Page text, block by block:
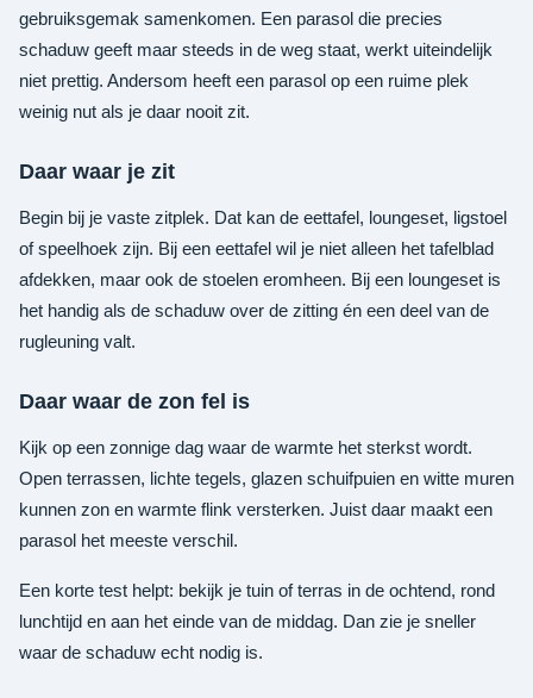
gebruiksgemak samenkomen. Een parasol die precies
schaduw geeft maar steeds in de weg staat, werkt uiteindelijk
niet prettig. Andersom heeft een parasol op een ruime plek
weinig nut als je daar nooit zit.
Daar waar je zit
Begin bij je vaste zitplek. Dat kan de eettafel, loungeset, ligstoel
of speelhoek zijn. Bij een eettafel wil je niet alleen het tafelblad
afdekken, maar ook de stoelen eromheen. Bij een loungeset is
het handig als de schaduw over de zitting én een deel van de
rugleuning valt.
Daar waar de zon fel is
Kijk op een zonnige dag waar de warmte het sterkst wordt.
Open terrassen, lichte tegels, glazen schuifpuien en witte muren
kunnen zon en warmte flink versterken. Juist daar maakt een
parasol het meeste verschil.
Een korte test helpt: bekijk je tuin of terras in de ochtend, rond
lunchtijd en aan het einde van de middag. Dan zie je sneller
waar de schaduw echt nodig is.